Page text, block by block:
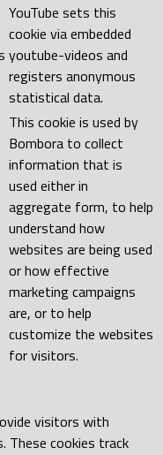
YouTube sets this
cookie via embedded
youtube-videos and
registers anonymous
statistical data.
This cookie is used by
Bombora to collect
information that is
used either in
aggregate form, to help
understand how
websites are being used
or how effective
marketing campaigns
are, or to help
customize the websites
for visitors.
visitors with
These cookies track